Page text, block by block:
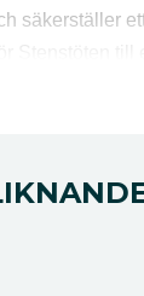
säkerställer